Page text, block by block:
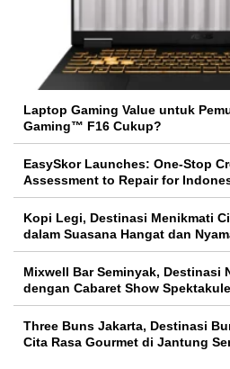
Laptop Gaming Value untuk
Gaming™ F16 Cukup?
EasySkor Launches: One-Stop
Assessment to Repair for
Kopi Legi, Destinasi Menikmati
dalam Suasana Hangat dan
Mixwell Bar Seminyak, Destinasi
dengan Cabaret Show
Three Buns Jakarta, Destinasi
Cita Rasa Gourmet di Jantung